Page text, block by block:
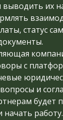
выводить их
статус
с
и
будет
работу.